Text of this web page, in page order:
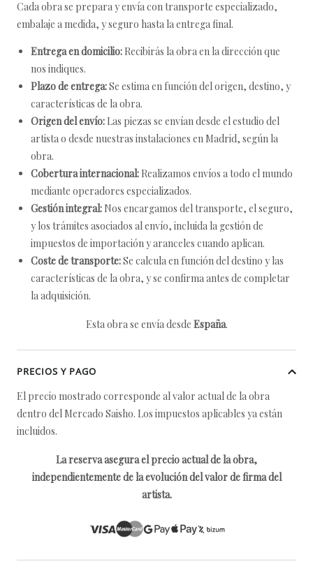
Cada obra se prepara y envía con transporte especializado,
embalaje a medida, y seguro hasta la entrega final.
Entrega en domicilio: Recibirás la obra en la dirección que
nos indiques.
Plazo de entrega:Se estima en función del origen, destino, y
características de la obra.
Origen del envío: Las piezas se envían desde el estudio del
artista o desde nuestras instalaciones en Madrid, según la
obra.
Cobertura internacional: Realizamos envíos a todo el mundo
mediante operadores especializados.
Gestión integral: Nos encargamos del transporte, el seguro,
y los trámites asociados al envío, incluida la gestión de
impuestos de importación y aranceles cuando aplican.
Coste de transporte:Se calcula en función del destino y las
características de la obra, y se confirma antes de completar
la adquisición.
Esta obra se envía desde España.
PRECIOS Y PAGO
El precio mostrado corresponde al valor actual de la obra
dentro del Mercado Saisho. Los impuestos aplicables ya están
incluidos.
La reserva asegura el precio actual de la obra,
independientemente de la evolución del valor de firma del
artista.